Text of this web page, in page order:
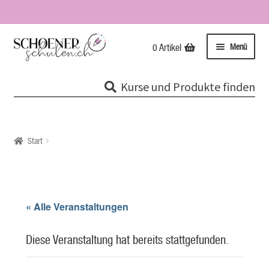
Zur
Navigation
Zum
Inhalt
Menü
Evolutionspädagogik®
0 Artikel
Kurse und Produkte finden
Start
« Alle Veranstaltungen
Diese Veranstaltung hat bereits stattgefunden.